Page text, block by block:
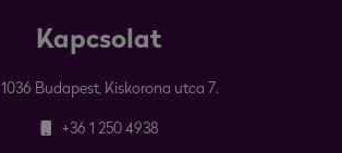
Kapcsolat
1036 Budapest, Kiskorona utca 7.
+36 1 250 4938